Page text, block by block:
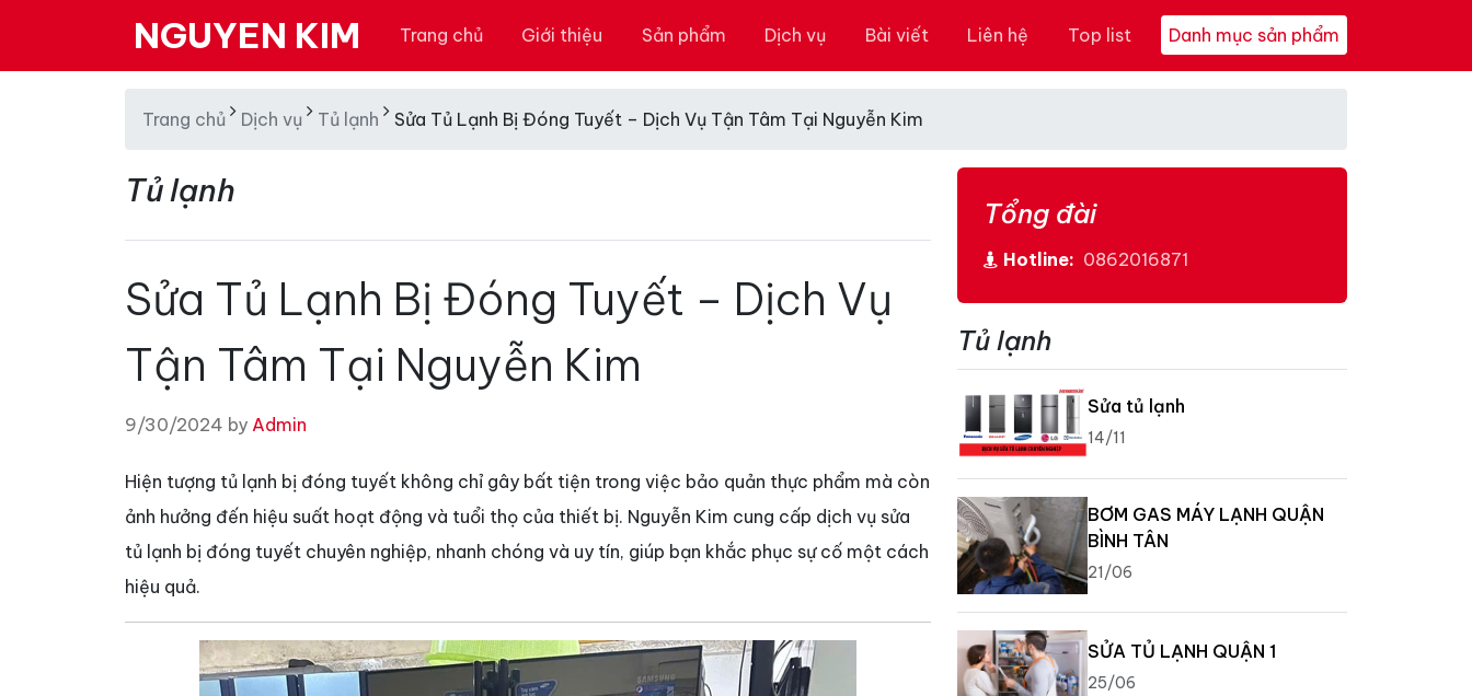
NGUYEN KIM Trang chủ Giới thiệu Sản phẩm Dịch vụ Bài viết Liên hệ Top list Danh mục sản phẩm
Trang chủ Dịch vụ Tủ lạnh Sửa Tủ Lạnh Bị Đóng Tuyết – Dịch Vụ Tận Tâm Tại Nguyễn Kim
Tủ lạnh
Sửa Tủ Lạnh Bị Đóng Tuyết – Dịch Vụ
Tận Tâm Tại Nguyễn Kim
9/30/2024 by Admin
Hiện tượng tủ lạnh bị đóng tuyết không chỉ gây bất tiện trong việc bảo quản thực phẩm mà còn
ảnh hưởng đến hiệu suất hoạt động và tuổi thọ của thiết bị. Nguyễn Kim cung cấp dịch vụ sửa
tủ lạnh bị đóng tuyết chuyên nghiệp, nhanh chóng và uy tín, giúp bạn khắc phục sự cố một cách
hiệu quả.
Tổng đài
Hotline: 0862016871
Tủ lạnh
Sửa tủ lạnh
14/11
BƠM GAS MÁY LẠNH QUẬN
BÌNH TÂN
21/06
SỬA TỦ LẠNH QUẬN 1
25/06